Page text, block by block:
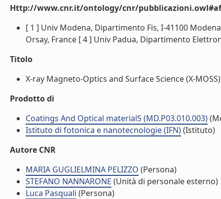
Http://www.cnr.it/ontology/cnr/
[ 1 ] Univ Modena, Dipartimento Fis, I-41100
Orsay, France [ 4 ] Univ Padua, Dipartimento
Titolo
X-ray Magneto-Optics and Surface Science (X-
Prodotto di
Coatings And Optical materialS (MD.P03.010.003)
Istituto di fotonica e nanotecnologie (IFN)(Istituto)
Autore CNR
MARIA GUGLIELMINA PELIZZO (Persona)
STEFANO NANNARONE (Unità di personale esterno)
Luca Pasquali (Persona)